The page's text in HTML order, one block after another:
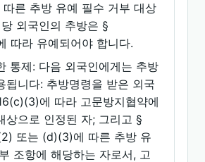
른 추방 유예 필수 거부 대상
외국인의 추방은 §
따라 유예되어야 합니다.
통제: 다음 외국인에게는 추방
됩니다: 추방명령을 받은 외국
에 따라 고문방지협약에
상으로 인정된 자; 그리고 §
또는 (d)(3)에 따른 추방 유
조항에 해당하는 자로서, 고